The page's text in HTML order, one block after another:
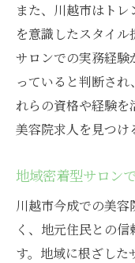
プロフェッシ
成の美容院求
プロフェ
人の探し方
川越市今
師の育成法
職場環境
川越市今
プロフェ
成長を実
また、川越市はト
を意識したスタイル
サロンでの実務経
っていると判断さ
れらの資格や経験
美容院求人を見つけ
地域密着型サロン
川越市今成での美
く、地元住民との
す。地域に根ざし